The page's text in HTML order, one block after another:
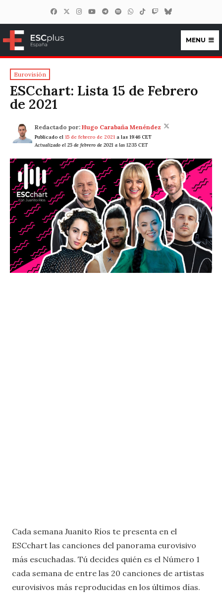
ESCplus España
MENU
Eurovisión
ESCchart: Lista 15 de Febrero
de 2021
Redactado por: Hugo Carabaña Menéndez
Publicado el 15 de febrero de 2021 a las 19:46 CET
Actualizado el 25 de febrero de 2021 a las 12:35 CET
Cada semana Juanito Ríos te presenta en el
ESCchart las canciones del panorama eurovisivo
más escuchadas. Tú decides quién es el Número 1
cada semana de entre las 20 canciones de artistas
eurovisivos más reproducidas en los últimos días.